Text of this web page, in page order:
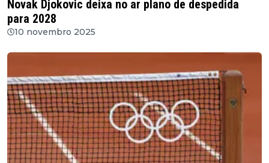
Novak Djokovic deixa no ar plano de despedida
para 2028
10 novembro 2025